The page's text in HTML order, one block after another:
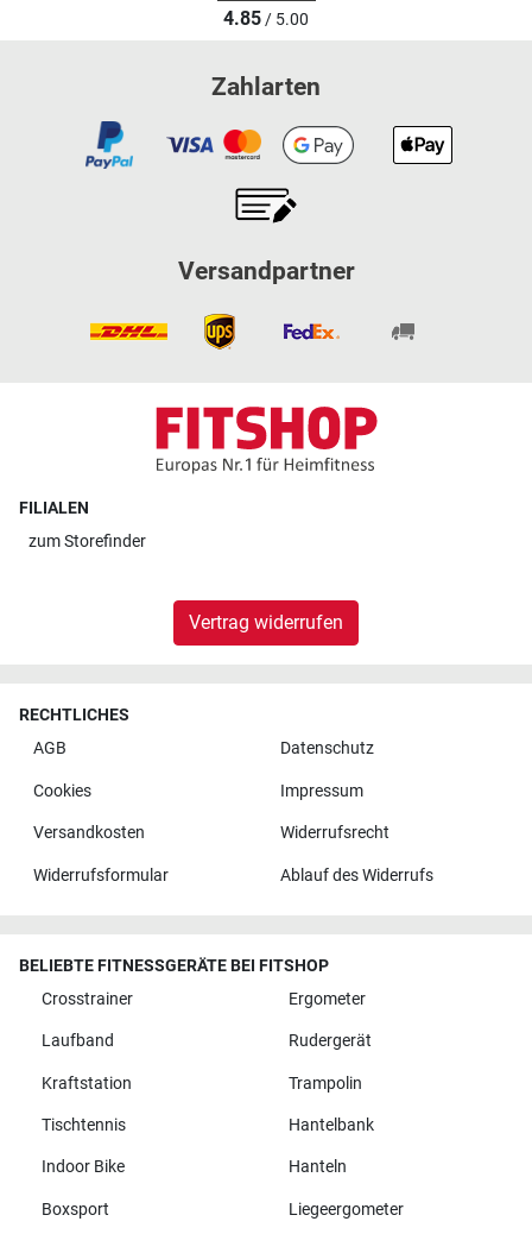
4.85/ 5.00
Zahlarten
Versandpartner
FILIALEN
zumStorefinder
Vertrag widerrufen
RECHTLICHES
AGB
Datenschutz
Cookies Impressum
Versandkosten Widerrufsrecht
Widerrufsformular Ablauf des Widerrufs
BELIEBTE FITNESSGERÄTE BEI FITSHOP
Crosstrainer
Ergometer
Laufband Rudergerät
Kraftstation Trampolin
Tischtennis Hantelbank
Indoor Bike Hanteln
Boxsport Liegeergometer